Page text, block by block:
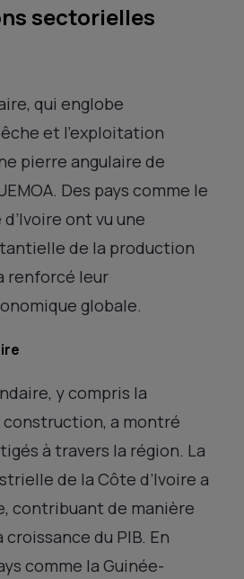
sectorielles
qui englobe
et l’exploitation
pierre angulaire de
Des pays comme le
ont vu une
de la production
renforcé leur
globale.
y compris la
a montré
à travers la région. La
de la Côte d’Ivoire a
contribuant de manière
du PIB. En
comme la Guinée-